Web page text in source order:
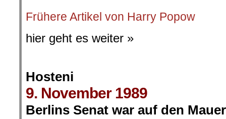
Frühere Artikel von Harry Popow
hier geht es weiter »
Hosteni
9. November 1989
Berlins Senat war auf den